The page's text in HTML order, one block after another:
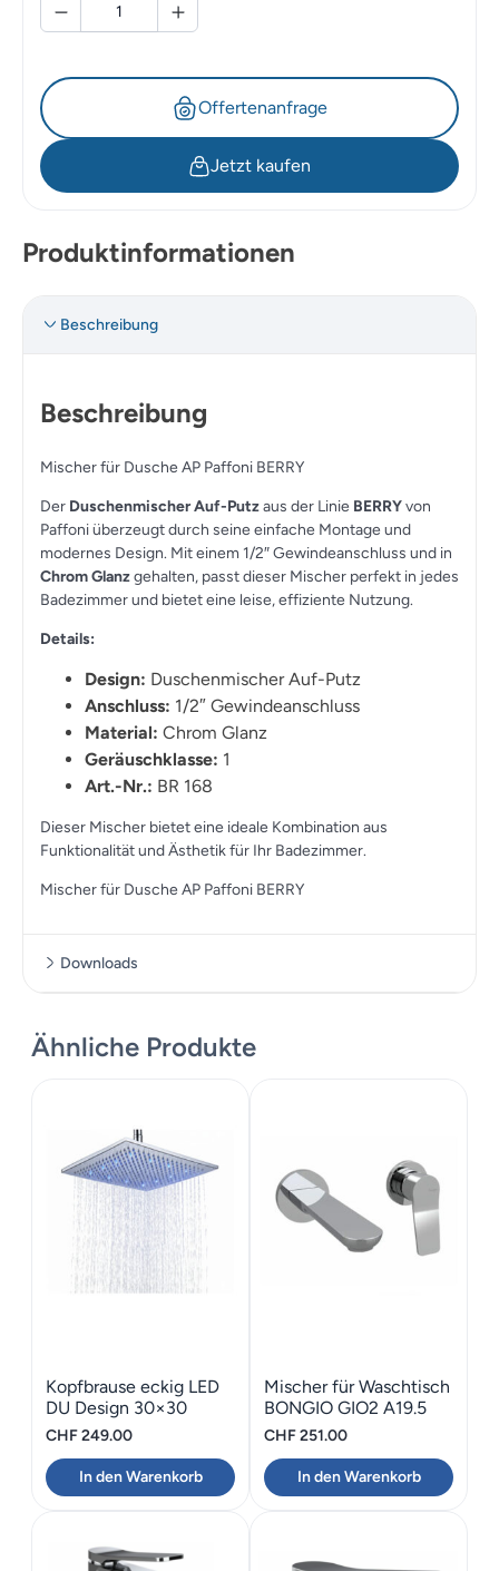
Offertenanfrage
Jetzt kaufen
Produktinformationen
Beschreibung
Beschreibung
Mischer für Dusche AP Paffoni BERRY
Der Duschenmischer Auf-Putzaus der Linie BERRYvon
Paffoni überzeugt durch seine einfache Montage und
modernes Design. Mit einem 1/2″ Gewindeanschluss und in
Chrom Glanzgehalten, passt dieser Mischer perfekt in jedes
Badezimmer und bietet eine leise, effiziente Nutzung.
Details:
Design: Duschenmischer Auf-Putz
Anschluss: 1/2″ Gewindeanschluss
Material: Chrom Glanz
Geräuschklasse: 1
Art.-Nr.: BR 168
Dieser Mischer bietet eine ideale Kombination aus
Funktionalität und Ästhetik für Ihr Badezimmer.
Mischer für Dusche AP Paffoni BERRY
Downloads
Montageanleitung
Ähnliche Produkte
Kopfbrause eckig LED
DU Design 30×30
CHF249.00
In den Warenkorb
Mischer für Waschtisch
BONGIO GIO2 A19.5
CHF251.00
In den Warenkorb